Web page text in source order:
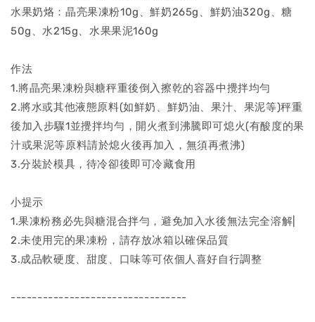
水果奶烙：晶亮果凍粉10g、鮮奶265g、鮮奶油320g、糖
50g、水215g、水果果泥160g
作法
1.將晶亮果凍粉與糖秤重後倒入擦乾的容器中攪拌均勻
2.將水或其他液態原料(如鮮奶、鮮奶油、果汁、果泥等)秤重
後加入步驟1並攪拌均勻，開火煮到沸騰即可熄火(有酸度的果
汁或果泥等原料請於熄火後再加入，無須再煮沸)
3.分裝於模具，待冷卻後即可冷藏食用
小提示
1.果凍粉務必先與糖混合拌勻，避免加入水後無法完全溶解|
2.未使用完的果凍粉，請存放冰箱以確保品質
3.成品軟硬度、甜度、口味等可依個人喜好自行調整
---------------------------------